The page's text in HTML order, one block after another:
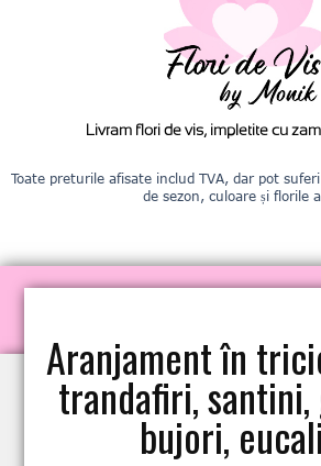
Livram flori de vis, impletite cu
Toate preturile afisate includ TVA, dar pot
de sezon, culoare și florile
Aranjament în
trandafiri,
bujori,